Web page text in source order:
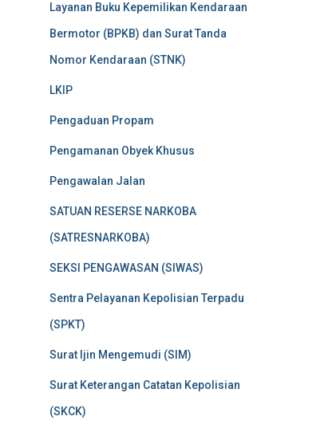
Layanan Buku Kepemilikan Kendaraan
Bermotor (BPKB) dan Surat Tanda
Nomor Kendaraan (STNK)
LKIP
Pengaduan Propam
Pengamanan Obyek Khusus
Pengawalan Jalan
SATUAN RESERSE NARKOBA
(SATRESNARKOBA)
SEKSI PENGAWASAN (SIWAS)
Sentra Pelayanan Kepolisian Terpadu
(SPKT)
Surat Ijin Mengemudi (SIM)
Surat Keterangan Catatan Kepolisian
(SKCK)